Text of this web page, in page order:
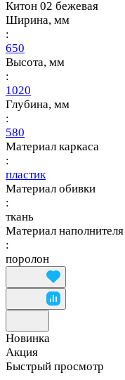
Китон 02 бежевая
Ширина, мм
:
650
Высота, мм
:
1020
Глубина, мм
:
580
Материал каркаса
:
пластик
Материал обивки
:
ткань
Материал наполнителя
:
поролон
Новинка
Акция
Быстрый просмотр